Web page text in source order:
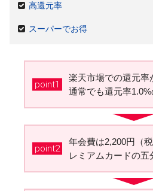
高還元率
スーパーでお得
point1
楽天市場での還元率
通常でも還元率
point2
年会費は2,200円（
レミアムカードの五